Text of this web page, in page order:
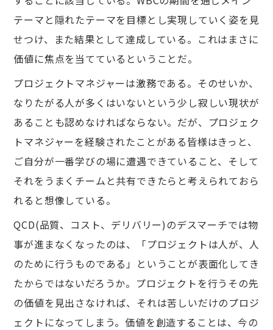
テーマと隠れたテーマを目標とし実現していく姿を見
せつけ、また結果として達成している。これはまさに
価値に焦点を当てているということだ。
プロジェクトマネジャーは激務である。そのせいか、
なりたがる⼈が多くはいないという少し寂しい現状が
あることも認めなければならない。だが、プロジェク
トマネジャーを経験されたことがある皆様はきっと、
ご⾃分が⼀番学びの場に遭遇できていること、そして
それをうまくチームと共有できたらと考えられておら
れると想像している。
QCD(品質、コスト、デリバリー)のデスマーチでは物
事が進まなくなったのは、「プロジェクトは⼈が、⼈
のために⾏うものである」ということが表⾯化してき
たからではないだろうか。プロジェクトを⾏うその先
の価値を⾒出さなければ、それは苦しいだけのプロジ
ェクトになってしまう。価値を創造することは、今の